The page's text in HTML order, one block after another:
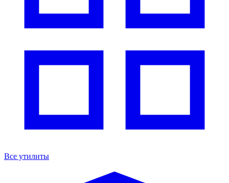
Все утилиты